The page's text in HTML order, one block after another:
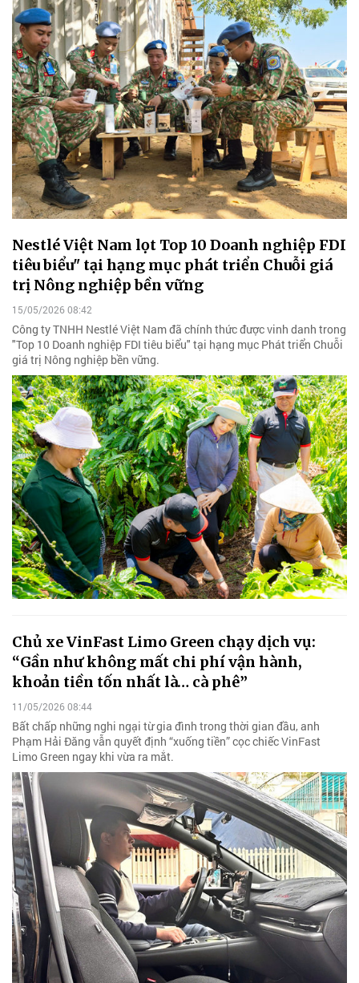
Nestlé Việt Nam lọt Top 10 Doanh nghiệp FDI
tiêu biểu" tại hạng mục phát triển Chuỗi giá
trị Nông nghiệp bền vững
15/05/2026 08:42
Công ty TNHH Nestlé Việt Nam đã chính thức được vinh danh trong
"Top 10 Doanh nghiệp FDI tiêu biểu" tại hạng mục Phát triển Chuỗi
giá trị Nông nghiệp bền vững.
Chủ xe VinFast Limo Green chạy dịch vụ:
“Gần như không mất chi phí vận hành,
khoản tiền tốn nhất là… cà phê”
11/05/2026 08:44
Bất chấp những nghi ngại từ gia đình trong thời gian đầu, anh
Phạm Hải Đăng vẫn quyết định “xuống tiền” cọc chiếc VinFast
Limo Green ngay khi vừa ra mắt.